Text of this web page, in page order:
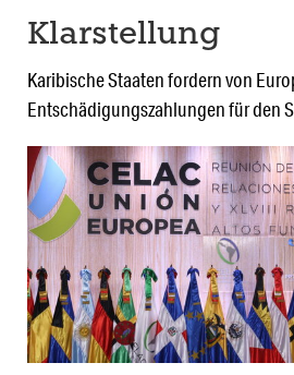
Klarstellung
Karibische Staaten fordern von
Entschädigungszahlungen für den